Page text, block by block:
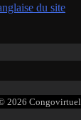
du site
2026 Congovirtuel